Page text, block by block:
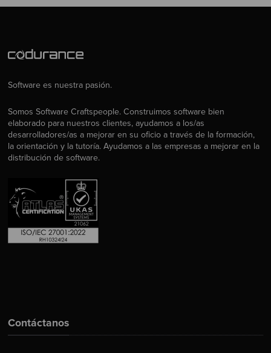
Software es nuestra pasión.
Somos Software Craftspeople. Construimos software bien
elaborado para nuestros clientes, ayudamos a los/as
desarrolladores/as a mejorar en su oficio a través de la formación,
la orientación y la tutoría. Ayudamos a las empresas a mejorar en la
distribución de software.
Contáctanos